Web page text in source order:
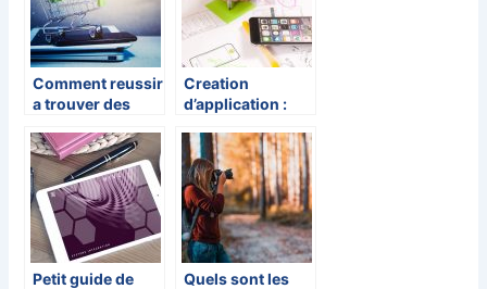
Comment reussir
a trouver des
e-commerce ?
Creation
d’application :
outils
interessants
sans recourir a
un developpeur
Petit guide de
Quels sont les